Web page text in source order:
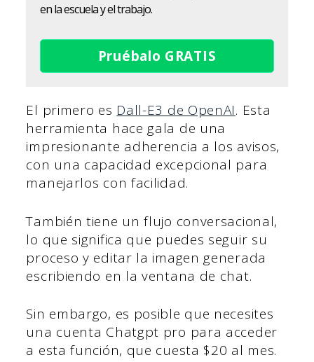
en la escuela y el trabajo.
Pruébalo GRATIS
El primero es Dall-E3 de OpenAI. Esta
herramienta hace gala de una
impresionante adherencia a los avisos,
con una capacidad excepcional para
manejarlos con facilidad.
También tiene un flujo conversacional,
lo que significa que puedes seguir su
proceso y editar la imagen generada
escribiendo en la ventana de chat.
Sin embargo, es posible que necesites
una cuenta Chatgpt pro para acceder
a esta función, que cuesta $20 al mes.